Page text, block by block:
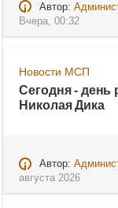
Автор:
Вчера, 00:32
Новости МСП
Сегодня - день
Николая Дика
Автор:
августа 2026